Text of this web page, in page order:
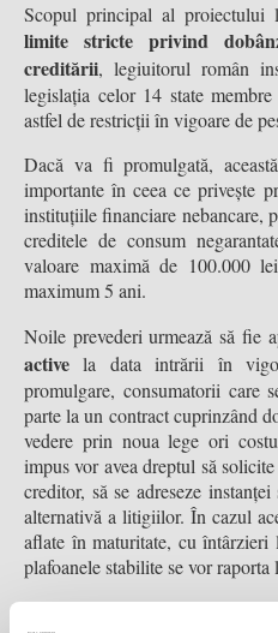
Scopul principal al proiectului
limite stricte privind
creditării, legiuitorul român
legislația celor 14 state
astfel de restricții în vigoare de
Dacă va fi promulgată,
importante în ceea ce privește
instituțiile financiare nebancare,
creditele de consum
valoare maximă de 100.000
maximum 5 ani.
Noile prevederi urmează să fie
active la data intrării în
promulgare, consumatorii care
parte la un contract cuprinzând
vedere prin noua lege ori
impus vor avea dreptul să
creditor, să se adreseze
alternativă a litigiilor. În cazul
aflate în maturitate, cu
plafoanele stabilite se vor